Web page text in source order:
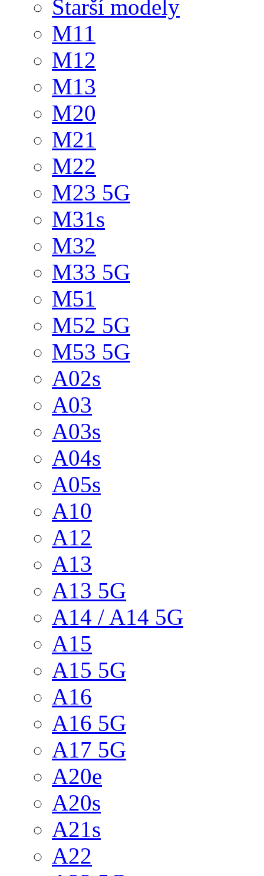
Starší modely
M11
M12
M13
M20
M21
M22
M23 5G
M31s
M32
M33 5G
M51
M52 5G
M53 5G
A02s
A03
A03s
A04s
A05s
A10
A12
A13
A13 5G
A14 / A14 5G
A15
A15 5G
A16
A16 5G
A17 5G
A20e
A20s
A21s
A22